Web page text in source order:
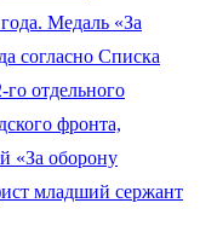
Медаль «За
согласно Списка
отдельного
фронта,
«За оборону
младший сержант